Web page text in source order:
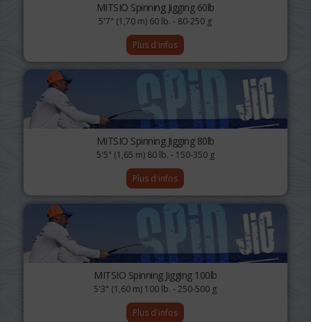
MITSIO Spinning Jigging 60lb
5'7" (1,70 m) 60 lb. - 80-250 g
Plus d'infos
MITSIO Spinning Jigging 80lb
5'5" (1,65 m) 80 lb. - 150-350 g
Plus d'infos
MITSIO Spinning Jigging 100lb
5'3" (1,60 m) 100 lb. - 250-500 g
Plus d'infos